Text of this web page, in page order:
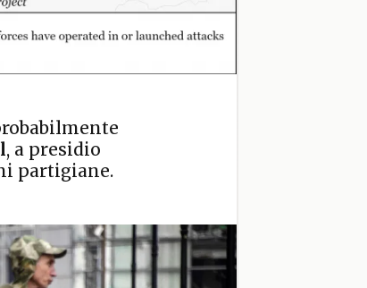
, a presidio
partigiane.